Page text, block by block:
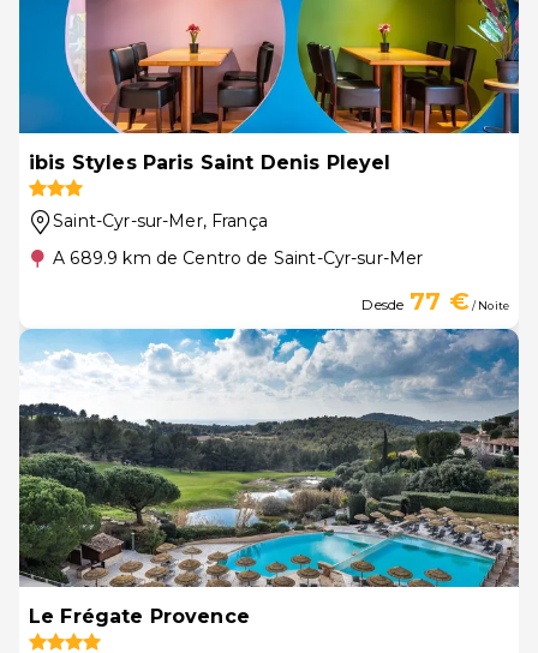
ibis Styles Paris Saint Denis Pleyel
Saint-Cyr-sur-Mer, França
A 689.9 km de Centro de Saint-Cyr-sur-Mer
Desde 77 €/ Noite
Le Frégate Provence